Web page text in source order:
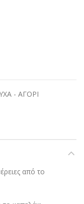
- ΑΓΟΡΙ
από το